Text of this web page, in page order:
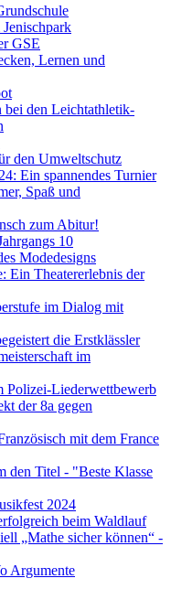
GSE
Lernen und
bei den Leichtathletik-
den Umweltschutz
Ein spannendes Turnier
Spaß und
zum Abitur!
10
Modedesigns
Ein Theatererlebnis der
im Dialog mit
die Erstklässler
im
Polizei-Liederwettbewerb
der 8a gegen
mit dem France
den Titel - "Beste Klasse
2024
beim Waldlauf
„Mathe sicher können“ -
Argumente